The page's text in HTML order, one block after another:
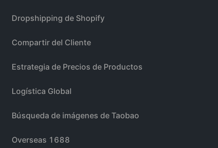
Dropshipping de Shopify
Compartir del Cliente
Estrategia de Precios de Productos
Logística Global
Búsqueda de imágenes de Taobao
Overseas 1688